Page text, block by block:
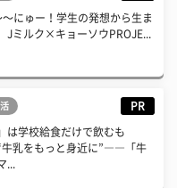
にゅー！学生の発想から生ま
ミルク×キョーソウPROJE...
PR
は学校給食だけで飲むも
乳をもっと身近に”――「牛
...